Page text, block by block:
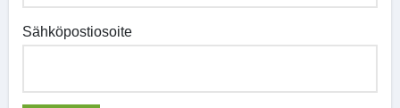
Sähköpostiosoite